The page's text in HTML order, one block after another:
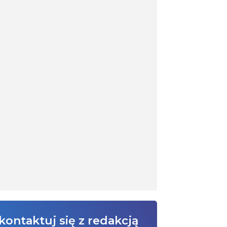
się z redakcją